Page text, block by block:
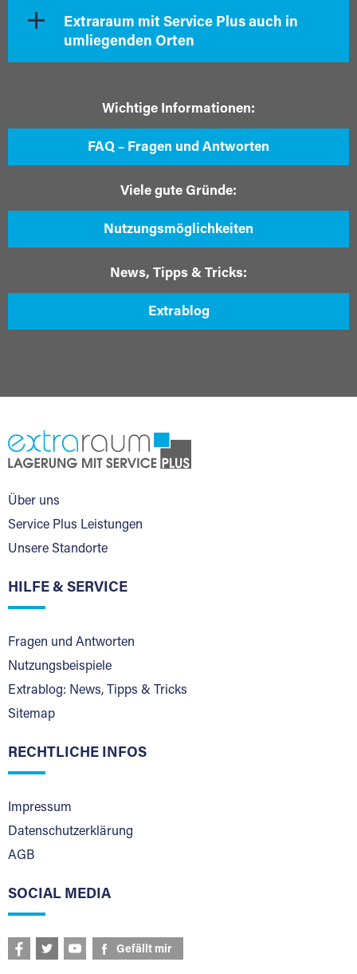
Extraraum mit Service Plus auch in
umliegenden Orten
Wichtige Informationen:
FAQ – Fragen und Antworten
Viele gute Gründe:
Nutzungsmöglichkeiten
News, Tipps & Tricks:
Extrablog
Über uns
Service Plus Leistungen
Unsere Standorte
HILFE & SERVICE
Fragen und Antworten
Nutzungsbeispiele
Extrablog: News, Tipps & Tricks
Sitemap
RECHTLICHE INFOS
Impressum
Datenschutzerklärung
AGB
SOCIAL MEDIA
Gefällt mir